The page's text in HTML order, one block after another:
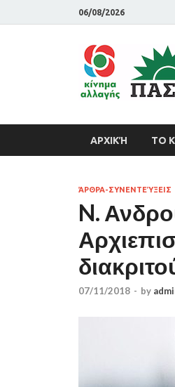
06/08/2026
ΑΡΧΙΚΉ ΤΟ
ΆΡΘΡΑ-ΣΥΝΕΝΤΕΎΞΕΙΣ
N.
07/11/2018 - by